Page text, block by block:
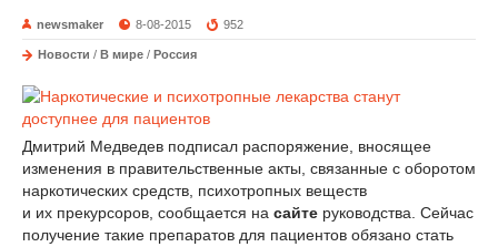
newsmaker 8-08-2015 952
Новости / В мире / Россия
Дмитрий Медведев подписал распоряжение, вносящее
изменения в правительственные акты, связанные с оборотом
наркотических средств, психотропных веществ
и их прекурсоров, сообщается на сайте руководства. Сейчас
получение такие препаратов для пациентов обязано стать